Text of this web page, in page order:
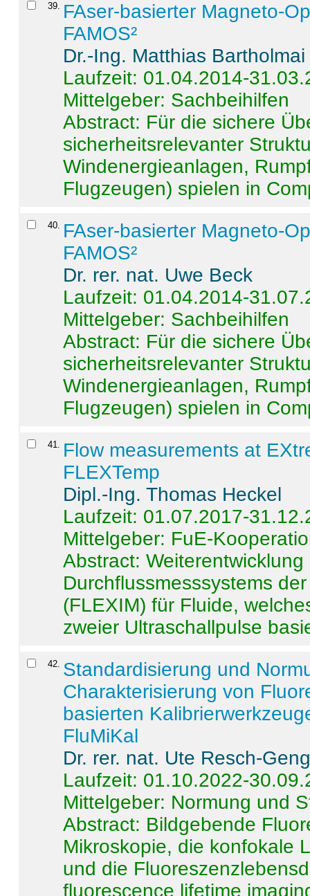
39. FAser-basierter Magneto-
FAMOS²
Dr.-Ing. Matthias Bartholmai
Laufzeit: 01.04.2014-
Mittelgeber: Sachbeihilfen
Abstract: Für die sichere
sicherheitsrelevanter
Windenergieanlagen,
Flugzeugen) spielen in
40. FAser-basierter Magneto-
FAMOS²
Dr. rer. nat. Uwe Beck
Laufzeit: 01.04.2014-
Mittelgeber: Sachbeihilfen
Abstract: Für die sichere
sicherheitsrelevanter
Windenergieanlagen,
Flugzeugen) spielen in
41. Flow measurements at
FLEXTemp
Dipl.-Ing. Thomas Heckel
Laufzeit: 01.07.2017-
Mittelgeber: FuE-
Abstract:
Durchflussmesssystems
(FLEXIM) für Fluide,
zweier Ultraschallpulse
42. Standardisierung und
Charakterisierung von
basierten
FluMiKal
Dr. rer. nat. Ute Resch-
Laufzeit: 01.10.2022-
Mittelgeber: Normung und
Abstract: Bildgebende
Mikroskopie, die konfokale
und die
fluorescence lifetime